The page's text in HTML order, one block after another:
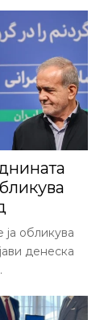
обликува
денеска